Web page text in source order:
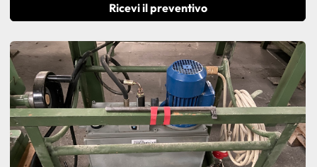
Ricevi il preventivo